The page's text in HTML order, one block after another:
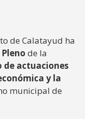
de Calatayud ha
de la
de actuaciones
y la
municipal de